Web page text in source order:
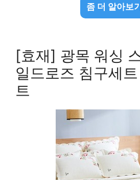
좀 더 알아보
[효재] 광목 워싱
일드로즈 침구세
트